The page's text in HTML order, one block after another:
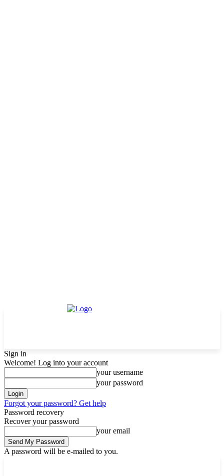
Sign in
Welcome! Log into your account
your username
your password
Forgot your password? Get help
Password recovery
Recover your password
your email
A password will be e-mailed to you.